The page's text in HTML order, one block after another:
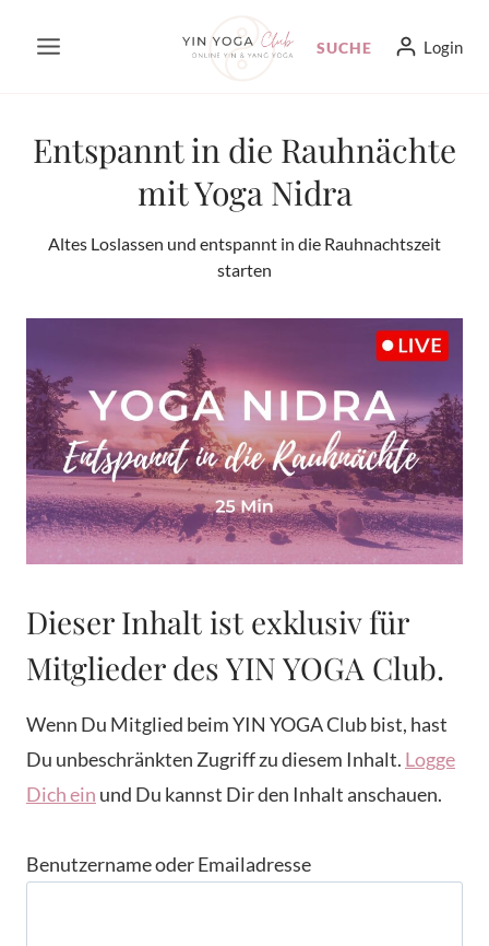
Inhalt
SUCHE Login
Entspannt in die Rauhnächte
mit Yoga Nidra
Altes Loslassen und entspannt in die Rauhnachtszeit
starten
Dieser Inhalt ist exklusiv für
Mitglieder des YIN YOGA Club.
Wenn Du Mitglied beim YIN YOGA Club bist, hast
Du unbeschränkten Zugriff zu diesem Inhalt. Logge
Dich ein und Du kannst Dir den Inhalt anschauen.
Benutzername oder Emailadresse